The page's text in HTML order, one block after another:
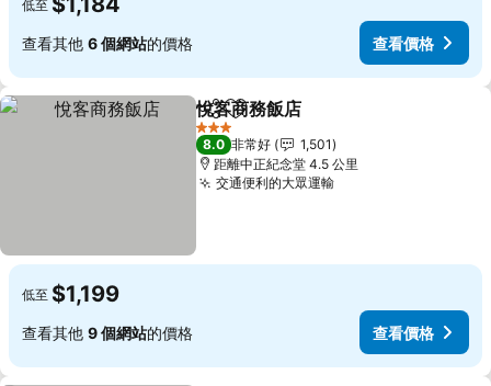
低至
查看其他 6 個網站的價格 查看價格
分享 加入我的最愛
悅客商務飯店
3 星級
8.0 非常好
1,501
距離中正紀念堂 4.5 公里
交通便利的大眾運輸
低至 $1,199
查看其他 9 個網站的價格 查看價格